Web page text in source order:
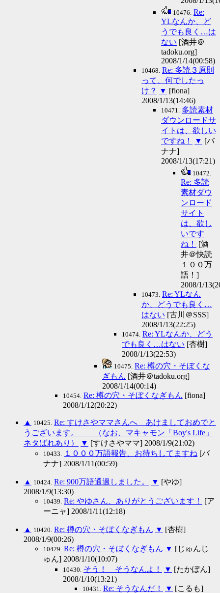
10476. Re:
YLなんか、ど
うでも良く…は
ない [酒井＠
tadoku.org]
2008/1/14(00:58)
10468. Re: 多読３原則
って、何でしたっ
け？
▼ [fiona]
2008/1/13(14:46)
10471.
多読素材
ダウンロードサ
イトは、欲しい
ですね！
▼ [バ
ナナ]
2008/1/13(17:21)
10472.
Re: 多読
素材ダウ
ンロード
サイト
は、欲し
いです
ね！
[酒
井＠快読
１００万
語！]
2008/1/
10473. Re: YLなん
か、どうでも良く…
はない [古川＠SSS]
2008/1/13(22:25)
10474. Re: YLなんか、どう
でも良く…はない [杏樹]
2008/1/13(22:53)
10475. Re: 樽の穴・そぼくな
ぎもん [酒井＠tadoku.org]
2008/1/14(00:14)
10454. Re: 樽の穴・そぼくなぎもん [fiona]
2008/1/12(20:22)
▲ 10425. Re: すけさやママさんへ あけましておめでと
うございます。 （なお、マキャモン「Boy's Life」
ネタばれあり）
▼ [すけさやママ] 2008/1/9(21:02)
10433. １０００万語報告、お待ちしてますね [バ
ナナ] 2008/1/11(00:59)
▲ 10424. Re: 900万語通過しました。 ▼ [やゆ]
2008/1/9(13:30)
10439. Re: やゆさん、ありがとうございます！
[ア
ーニャ] 2008/1/11(12:18)
▲ 10420. Re: 樽の穴・そぼくなぎもん ▼ [杏樹]
2008/1/9(00:26)
10429. Re: 樽の穴・そぼくなぎもん ▼ [じゅんじ
ゅん] 2008/1/10(10:07)
10430. そう！ そうなんよ！ ▼ [たかぽん]
2008/1/10(13:21)
10431. Re: そうなんだ！ ▼ [こるも]